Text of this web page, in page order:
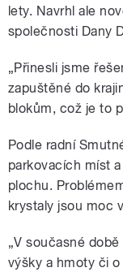
pause
lety. Navrhl ale
společnosti Dany
„Přinesli jsme
zapuštěné do
blokům, což je to
Podle radní
parkovacích míst
plochu.
krystaly jsou moc
„V současné
výšky a hmoty či